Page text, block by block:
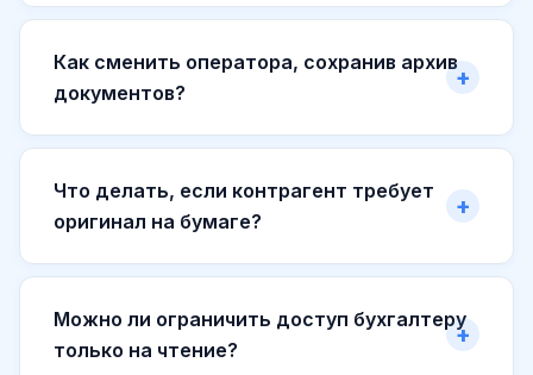
Как сменить оператора, сохранив архив
документов?
Что делать, если контрагент требует
оригинал на бумаге?
Можно ли ограничить доступ бухгалтеру
только на чтение?